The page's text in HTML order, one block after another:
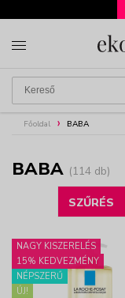
Főoldal BABA
BABA (114 db)
SZŰRÉS
NAGY KISZERELÉS
15% KEDVEZMÉNY
NÉPSZERŰ
ÚJ!